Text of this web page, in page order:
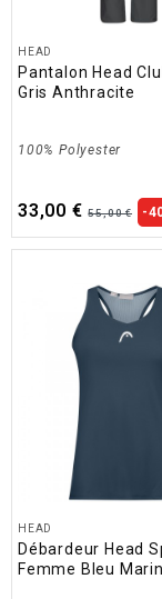
HEAD
Pantalon Head
Gris Anthracite
100% Polyester
33,00 € 55,00 € -
HEAD
Débardeur Head
Femme Bleu